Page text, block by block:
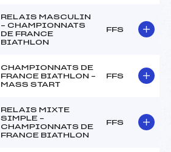
RELAIS MASCULIN
– CHAMPIONNATS
DE FRANCE
BIATHLON
FFS
CHAMPIONNATS DE
FRANCE BIATHLON –
MASS START
FFS
RELAIS MIXTE
SIMPLE –
CHAMPIONNATS DE
FRANCE BIATHLON
FFS